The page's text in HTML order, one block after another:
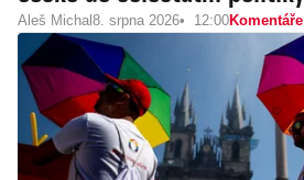
Aleš Michal 8. srpna 2026 12:00Komentáře